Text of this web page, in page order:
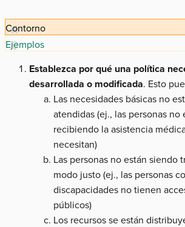
Contorno
Ejemplos
Establezca por qué una política
desarrollada o modificada. Esto
Las necesidades básicas no
atendidas (ej., las personas no
recibiendo la asistencia
necesitan)
Las personas no están siendo
modo justo (ej., las personas
discapacidades no tienen
públicos)
Los recursos se están